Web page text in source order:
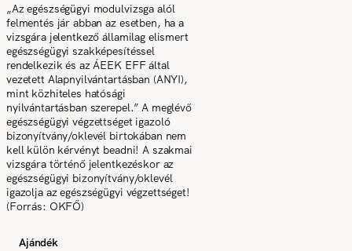
„Az egészségügyi modulvizsga alól
felmentés jár abban az esetben, ha a
vizsgára jelentkező államilag elismert
egészségügyi szakképesítéssel
rendelkezik és az ÁEEK EFF által
vezetett Alapnyilvántartásban (ANYI),
mint közhiteles hatósági
nyilvántartásban szerepel.” A meglévő
egészségügyi végzettséget igazoló
bizonyítvány/oklevél birtokában nem
kell külön kérvényt beadni! A szakmai
vizsgára történő jelentkezéskor az
egészségügyi bizonyítvány/oklevél
igazolja az egészségügyi végzettséget!
(Forrás: OKFŐ)
Ajándék